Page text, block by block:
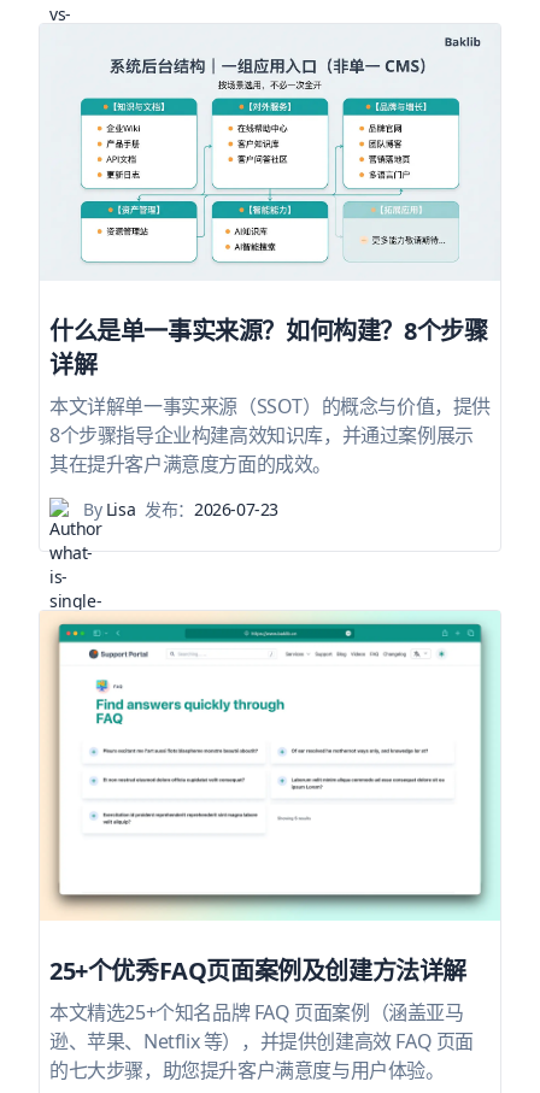
什么是单一事实来源？如何构建？8个步骤
详解
本文详解单一事实来源（SSOT）的概念与价值，提供
8个步骤指导企业构建高效知识库，并通过案例展示
其在提升客户满意度方面的成效。
ByLisa 发布：2026-07-23
25+个优秀FAQ页面案例及创建方法详解
本文精选25+个知名品牌 FAQ 页面案例（涵盖亚马
逊、苹果、Netflix 等），并提供创建高效 FAQ 页面
的七大步骤，助您提升客户满意度与用户体验。